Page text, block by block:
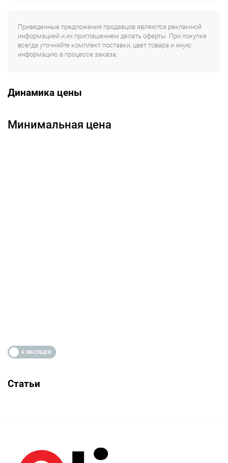
Приведенные предложения продавцов являются рекламной
информацией и их приглашением делать оферты. При покупке
всегда уточняйте комплект поставки, цвет товара и иную
информацию в процессе заказа.
Динамика цены
Минимальная цена
Статьи